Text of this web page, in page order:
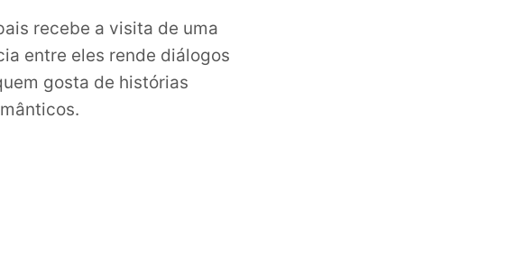
recebe a visita de uma
entre eles rende diálogos
gosta de histórias